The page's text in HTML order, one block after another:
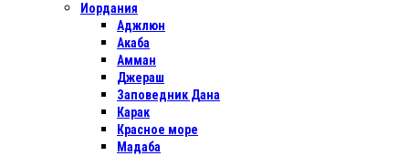
Иордания
Аджлюн
Акаба
Амман
Джераш
Заповедник Дана
Карак
Красное море
Мадаба